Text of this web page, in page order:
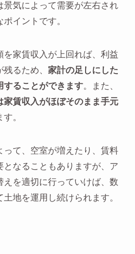
景気によって需要が左右され
イントです。
を家賃収入が上回れば、利益
るため、 家計の足しにした
することができます。また、
家賃収入がほぼそのまま手元
。
って、空室が増えたり、賃料
となることもありますが、ア
えを適切に行っていけば、数
地を運用し続けられます。